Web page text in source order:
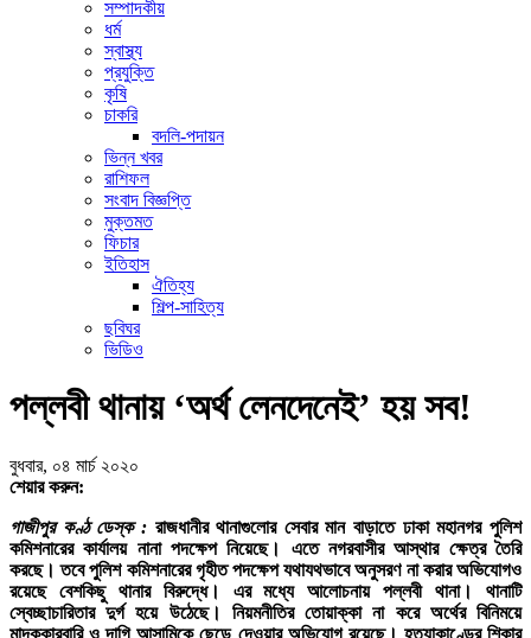
সম্পাদকীয়
ধর্ম
স্বাস্থ্য
প্রযুক্তি
কৃষি
চাকরি
বদলি-পদায়ন
ভিন্ন খবর
রাশিফল
সংবাদ বিজ্ঞপ্তি
মুক্তমত
ফিচার
ইতিহাস
ঐতিহ্য
শিল্প-সাহিত্য
ছবিঘর
ভিডিও
পল্লবী থানায় ‘অর্থ লেনদেনেই’ হয় সব!
বুধবার, ০৪ মার্চ ২০২০
শেয়ার করুন:
গাজীপুর কণ্ঠ ডেস্ক :রাজধানীর থানাগুলোর সেবার মান বাড়াতে ঢাকা মহানগর পুলিশ
কমিশনারের কার্যালয় নানা পদক্ষেপ নিয়েছে। এতে নগরবাসীর আস্থার ক্ষেত্র তৈরি
করছে। তবে পুলিশ কমিশনারের গৃহীত পদক্ষেপ যথাযথভাবে অনুসরণ না করার অভিযোগও
রয়েছে বেশকিছু থানার বিরুদ্ধে। এর মধ্যে আলোচনায় পল্লবী থানা। থানাটি
স্বেচ্ছাচারিতার দুর্গ হয়ে উঠেছে। নিয়মনীতির তোয়াক্কা না করে অর্থের বিনিময়ে
মাদককারবারি ও দাগি আসামিকে ছেড়ে দেওয়ার অভিযোগ রয়েছে। হত্যাকাণ্ডের শিকার